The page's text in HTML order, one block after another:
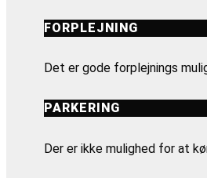
FORPLEJNING
Det er gode forplejnings
PARKERING
Der er ikke mulighed for at